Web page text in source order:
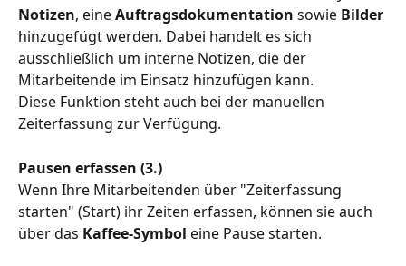
Notizen, eine Auftragsdokumentation sowie Bilder
hinzugefügt werden. Dabei handelt es sich
ausschließlich um interne Notizen, die der
Mitarbeitende im Einsatz hinzufügen kann.
Diese Funktion steht auch bei der manuellen
Zeiterfassung zur Verfügung.
Pausen erfassen (3.)
Wenn Ihre Mitarbeitenden über "Zeiterfassung
starten" (Start) ihr Zeiten erfassen, können sie auch
über das Kaffee-Symbol eine Pause starten.